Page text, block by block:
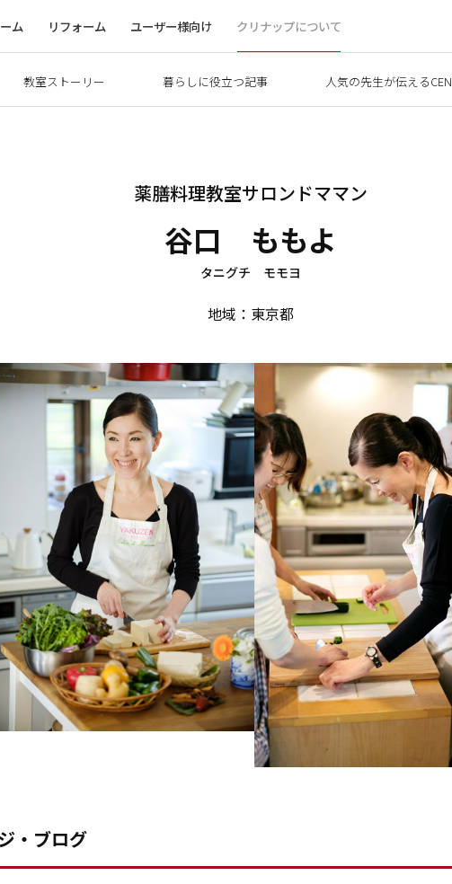
ム リフォーム ユーザー様向け クリナップについて
教室ストーリー 暮らしに役立つ記事 人気の先生が伝える
薬膳料理教室サロンドママン
谷口 ももよ
タニグチ モモヨ
地域：東京都
・ブログ